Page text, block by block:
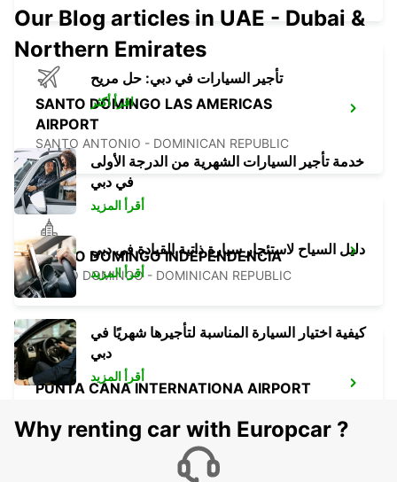
SANTO DOMINGO LAS AMERICAS
AIRPORT
SANTO ANTONIO - DOMINICAN REPUBLIC
SANTO DOMINGO INDEPENDENCIA
SANTO DOMINGO - DOMINICAN REPUBLIC
PUNTA CANA INTERNATIONA AIRPORT
Our Blog articles in UAE - Dubai &
Northern Emirates
تأجير السيارات في دبي: حل مريح
اقرأ أكثر
خدمة تأجير السيارات الشهرية من الدرجة الأولى
في دبي
أقرأ المزيد
دليل السياح لاستئجار سيارة ذاتية القيادة في دبي
أقرأ المزيد
كيفية اختيار السيارة المناسبة لتأجيرها شهريًا في
دبي
أقرأ المزيد
Why renting car with Europcar ?